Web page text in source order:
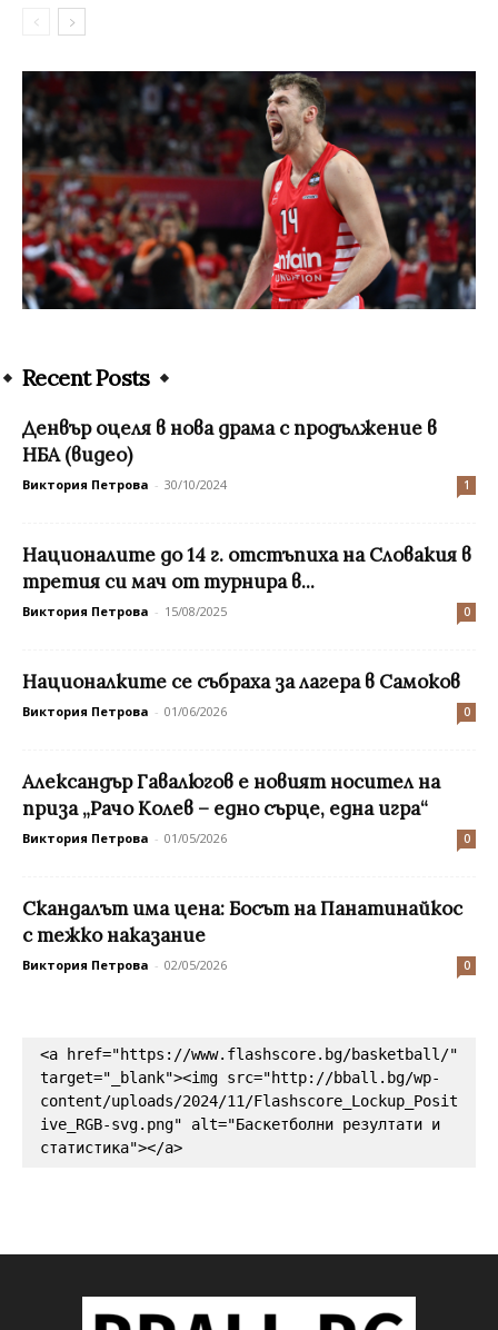
Recent Posts
Денвър оцеля в нова драма с продължение в
НБА (видео)
Виктория Петрова - 30/10/2024 1
Националите до 14 г. отстъпиха на Словакия в
третия си мач от турнира в...
Виктория Петрова - 15/08/2025 0
Националките се събраха за лагера в Самоков
Виктория Петрова - 01/06/2026 0
Александър Гавалюгов е новият носител на
приза „Рачо Колев – едно сърце, една игра“
Виктория Петрова - 01/05/2026 0
Скандалът има цена: Босът на Панатинайкос
с тежко наказание
Виктория Петрова - 02/05/2026 0
<a href="https://www.flashscore.bg/basketball/"
target="_blank"><img src="http://bball.bg/wp-
content/uploads/2024/11/Flashscore_Lockup_Posit
ive_RGB-svg.png" alt="Баскетболни резултати и
статистика"></a>